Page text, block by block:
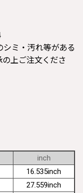
シミ・汚れ等がある
上ご注文くださ
inch
16.535inch
27.559inch